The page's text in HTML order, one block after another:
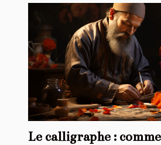
Le calligraphe :